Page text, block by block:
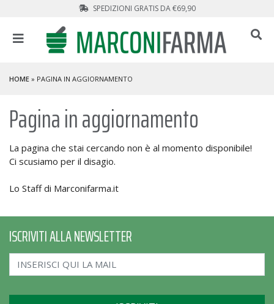
SPEDIZIONI GRATIS DA €69,90
HOME » PAGINA IN AGGIORNAMENTO
Pagina in aggiornamento
La pagina che stai cercando non è al momento disponibile!
Ci scusiamo per il disagio.
Lo Staff di Marconifarma.it
ISCRIVITI ALLA NEWSLETTER